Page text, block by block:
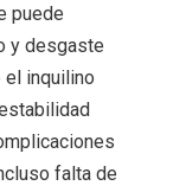
puede
y desgaste
el inquilino
falta de